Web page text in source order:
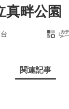
真畔公園
関連記事